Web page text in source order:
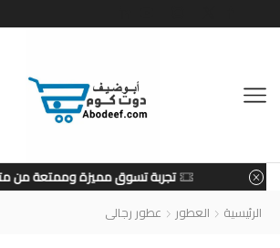
تجربة تسوق مميزة وممتعة من متجرنا
الرئيسية العطور عطور رجالى